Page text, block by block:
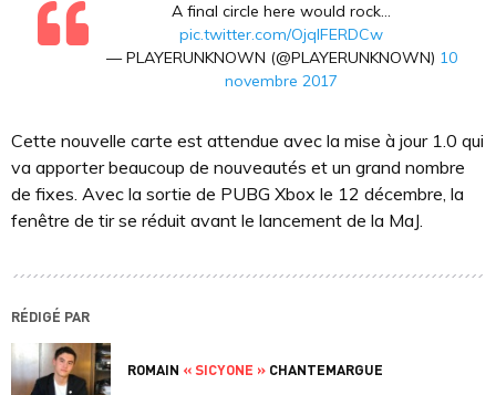
A final circle here would rock...
pic.twitter.com/OjqIFERDCw
— PLAYERUNKNOWN (@PLAYERUNKNOWN) 10
novembre 2017
Cette nouvelle carte est attendue avec la mise à jour 1.0 qui
va apporter beaucoup de nouveautés et un grand nombre
de fixes. Avec la sortie de PUBG Xbox le 12 décembre, la
fenêtre de tir se réduit avant le lancement de la MaJ.
RÉDIGÉ PAR
ROMAIN « SICYONE » CHANTEMARGUE